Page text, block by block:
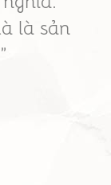
là sản